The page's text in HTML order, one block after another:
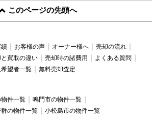
このページの先頭へ
お客様の声 オーナー様へ
売却の流れ
買取の違い 売却時の諸費用
よくある質問
望者一覧 無料売却査定
件一覧
鳴門市の物件一覧
の物件一覧 小松島市の物件一覧